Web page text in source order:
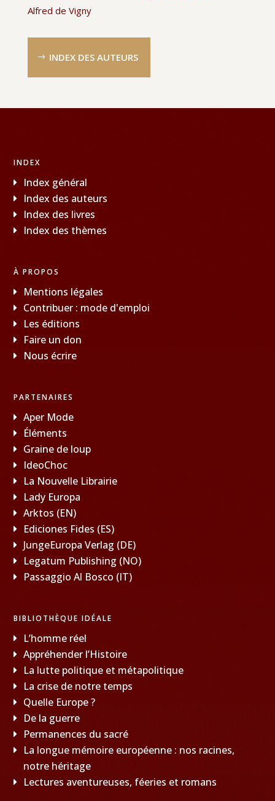
Alfred de Vigny
INDEX DES AUTEURS
INDEX
Index général
Index des auteurs
Index des livres
Index des thèmes
À PROPOS
Mentions légales
Contribuer : mode d'emploi
Les éditions
Faire un don
Nous écrire
PARTENAIRES
Aper Mode
Éléments
Graine de loup
IdeoChoc
La Nouvelle Librairie
Lady Europa
Arktos (EN)
Ediciones Fides (ES)
JungeEuropa Verlag (DE)
Legatum Publishing (NO)
Passaggio Al Bosco (IT)
BIBLIOTHÈQUE IDÉALE
L’homme réel
Appréhender l’Histoire
La lutte politique et métapolitique
La crise de notre temps
Quelle Europe ?
De la guerre
Permanences du sacré
La longue mémoire européenne : nos racines,
notre héritage
Lectures aventureuses, féeries et romans